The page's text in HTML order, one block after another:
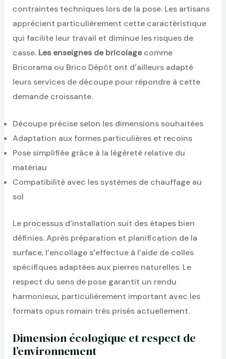
contraintes techniques lors de la pose. Les artisans
apprécient particulièrement cette caractéristique
qui facilite leur travail et diminue les risques de
casse. Les enseignes de bricolagecomme
Bricorama ou Brico Dépôt ont d’ailleurs adapté
leurs services de découpe pour répondre à cette
demande croissante.
Découpe précise selon les dimensions souhaitées
Adaptation aux formes particulières et recoins
Pose simplifiée grâce à la légèreté relative du
matériau
Compatibilité avec les systèmes de chauffage au
sol
Le processus d’installation suit des étapes bien
définies. Après préparation et planification de la
surface, l’encollage s’effectue à l’aide de colles
spécifiques adaptées aux pierres naturelles. Le
respect du sens de pose garantit un rendu
harmonieux, particulièrement important avec les
formats opus romain très prisés actuellement.
Dimension écologique et respect de
l’environnement